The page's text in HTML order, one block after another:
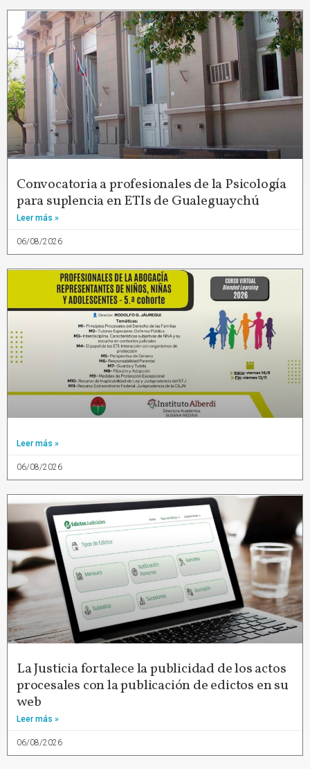
Convocatoria a profesionales de la Psicología
para suplencia en ETIs de Gualeguaychú
Leer más »
06/08/2026
Leer más »
06/08/2026
La Justicia fortalece la publicidad de los actos
procesales con la publicación de edictos en su
web
Leer más »
06/08/2026